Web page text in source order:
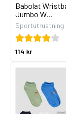
Babolat
Jumbo W...
Sportutrustning
114 kr